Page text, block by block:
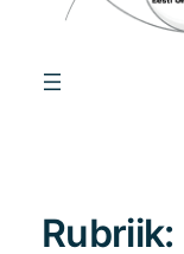
Rubriik: